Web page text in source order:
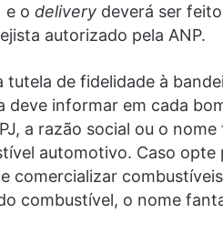
e o delivery deverá ser
autorizado pela ANP.
de fidelidade à
informar em cada
a razão social ou o
automotivo. Caso opte
comercializar
combustível, o nome